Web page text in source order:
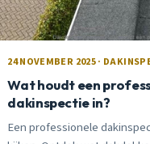
24 NOVEMBER 2025 ·
Wat houdt een
dakinspectie in?
Een professionele